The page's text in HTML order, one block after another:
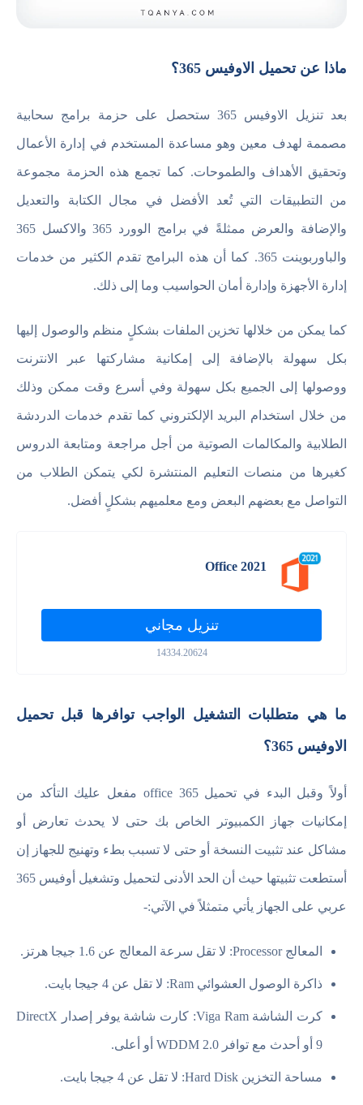
ماذا عن تحميل الاوفيس 365؟
بعد تنزيل الاوفيس 365 ستحصل على حزمة برامج سحابية
مصممة لهدف معين وهو مساعدة المستخدم في إدارة الأعمال
وتحقيق الأهداف والطموحات. كما تجمع هذه الحزمة مجموعة
من التطبيقات التي تُعد الأفضل في مجال الكتابة والتعديل
والإضافة والعرض ممثلةً في برامج الوورد 365 والاكسل 365
والباوربوينت 365. كما أن هذه البرامج تقدم الكثير من خدمات
إدارة الأجهزة وإدارة أمان الحواسيب وما إلى ذلك.
كما يمكن من خلالها تخزين الملفات بشكلٍ منظم والوصول إليها
بكل سهولة بالإضافة إلى إمكانية مشاركتها عبر الانترنت
ووصولها إلى الجميع بكل سهولة وفي أسرع وقت ممكن وذلك
من خلال استخدام البريد الإلكتروني كما تقدم خدمات الدردشة
الطلابية والمكالمات الصوتية من أجل مراجعة ومتابعة الدروس
كغيرها من منصات التعليم المنتشرة لكي يتمكن الطلاب من
التواصل مع بعضهم البعض ومع معلميهم بشكلٍ أفضل.
Office 2021
تنزيل مجاني
14334.20624
ما هي متطلبات التشغيل الواجب توافرها قبل تحميل
الاوفيس 365؟
أولاً وقبل البدء في تحميل office 365 مفعل عليك التأكد من
إمكانيات جهاز الكمبيوتر الخاص بك حتى لا يحدث تعارض أو
مشاكل عند تثبيت النسخة أو حتى لا تسبب بطء وتهنيج للجهاز إن
أستطعت تثبيتها حيث أن الحد الأدنى لتحميل وتشغيل أوفيس 365
عربي على الجهاز يأتي متمثلاً في الآتي:-
المعالج Processor: لا تقل سرعة المعالج عن 1.6 جيجا هرتز.
ذاكرة الوصول العشوائي Ram: لا تقل عن 4 جيجا بايت.
كرت الشاشة Viga Ram: كارت شاشة يوفر إصدار DirectX
9 أو أحدث مع توافر WDDM 2.0 أو أعلى.
مساحة التخزين Hard Disk: لا تقل عن 4 جيجا بايت.